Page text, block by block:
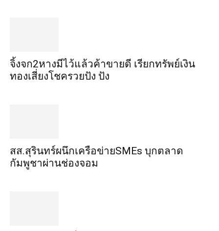
จิ้งจก​2​หาง​มีไว้แล้ว​ค้าขาย​ดี​ เรียก​ทรัพย์เงิน
ทอง​เสี่ยงโชค​รวยปัง​ ปัง​
สส.สุรินทร์ผนึกเครือข่ายSMEs บุกตลาด
กัมพูชาผ่านช่องจอม